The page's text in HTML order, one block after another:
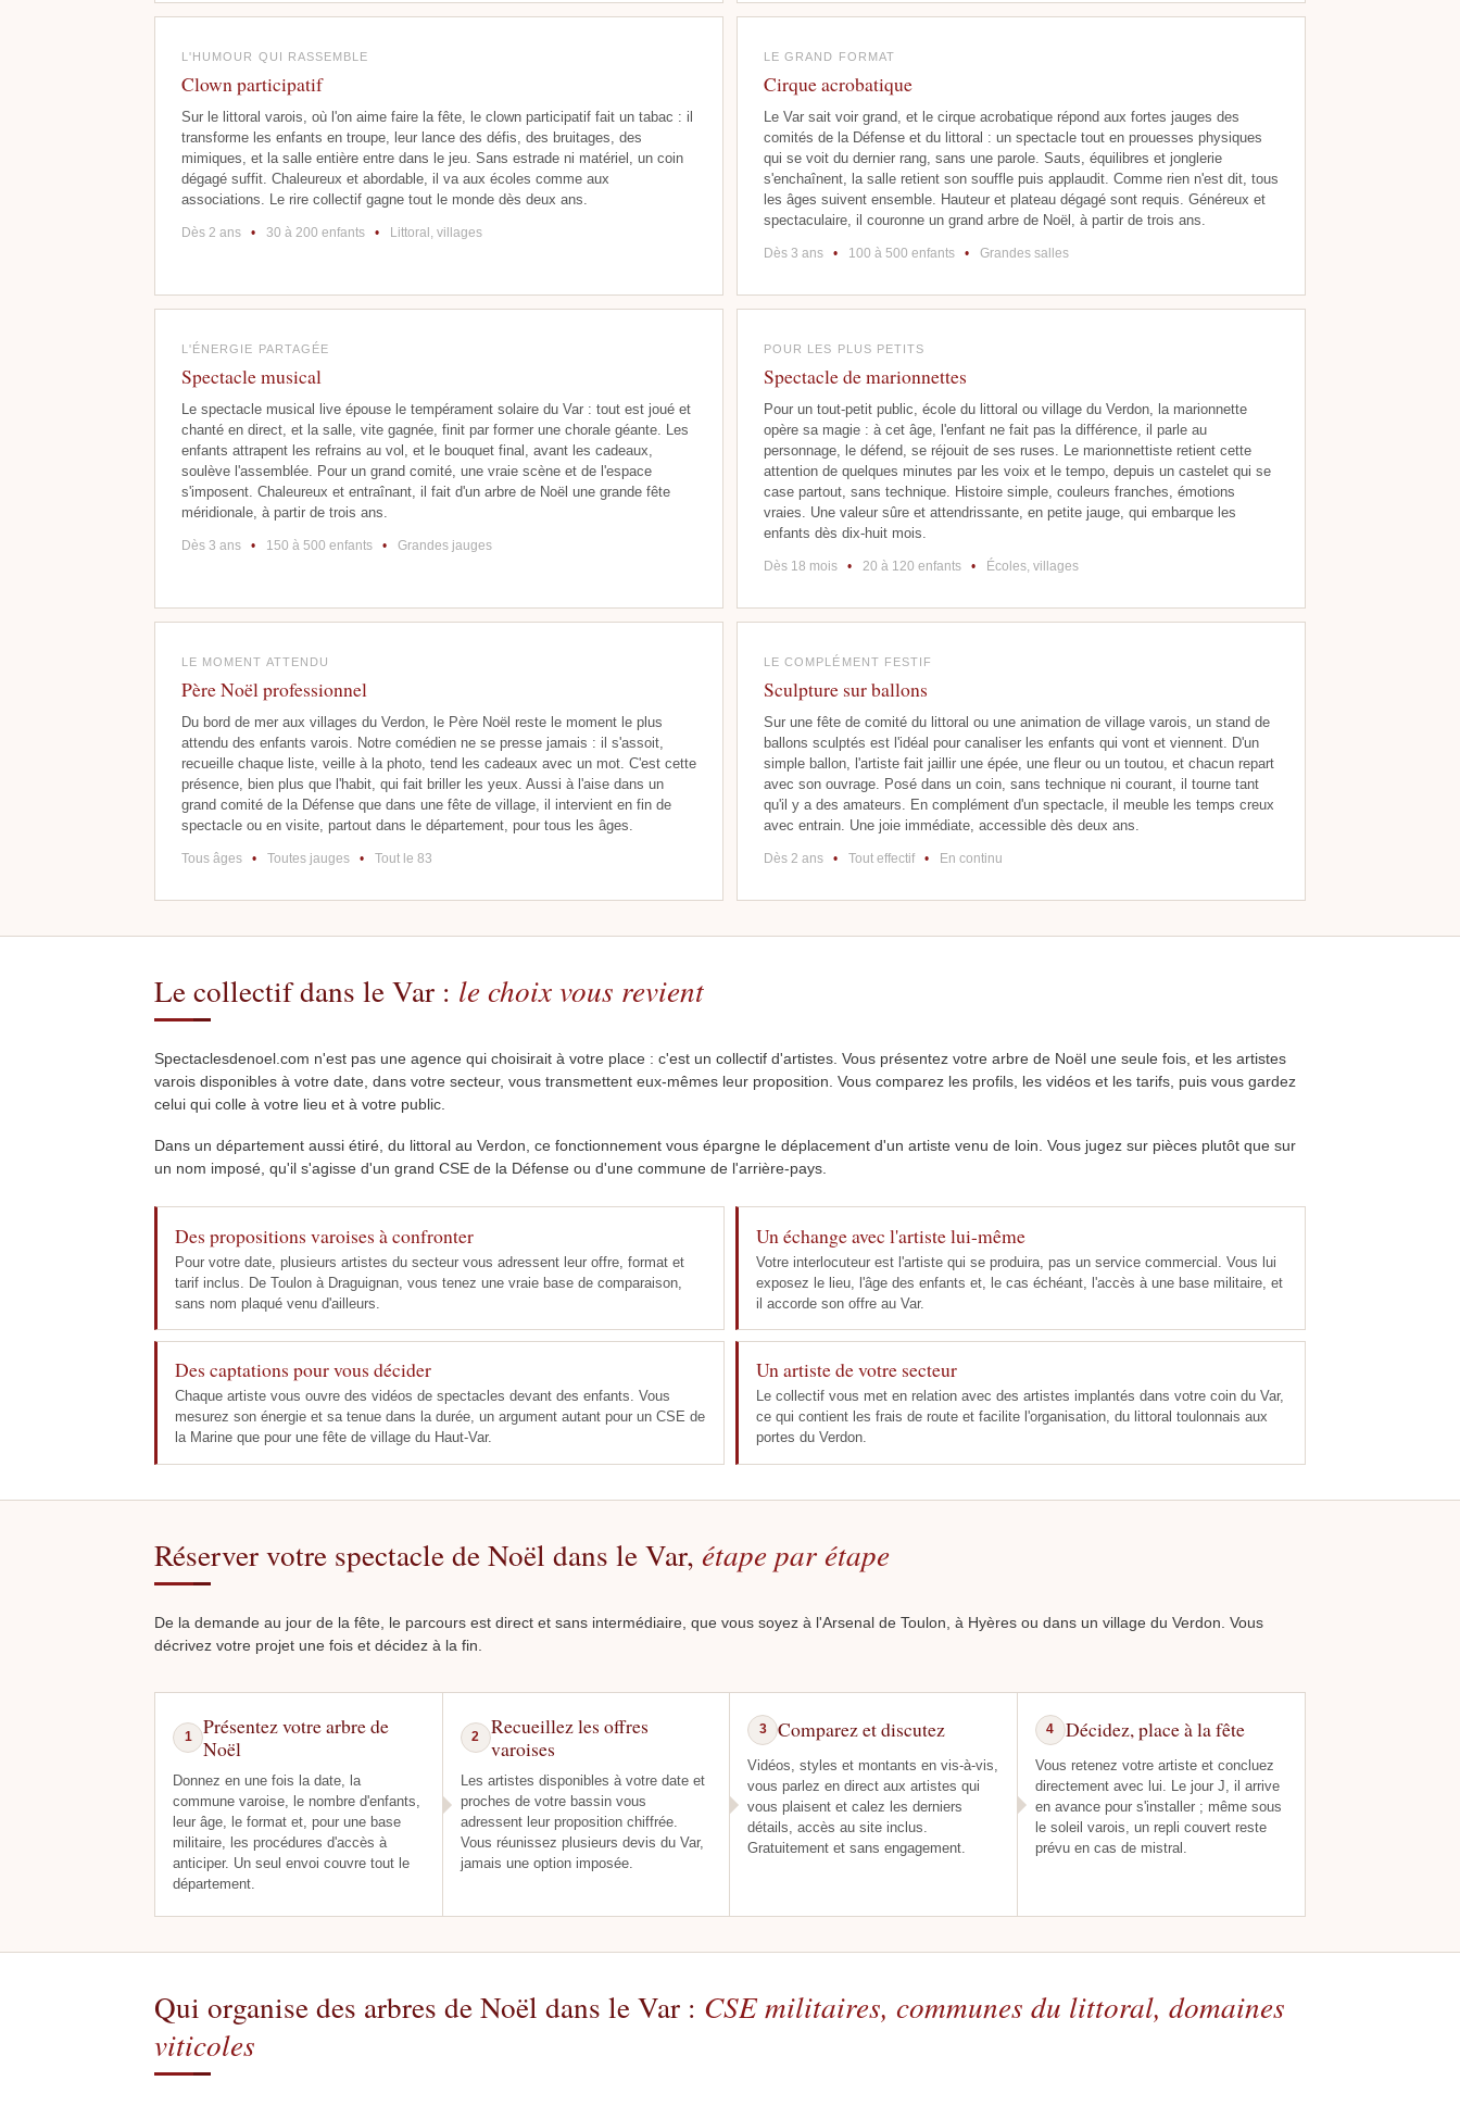
L'HUMOUR QUI RASSEMBLE
Clown participatif
Sur le littoral varois, où l'on aime faire la fête, le clown participatif fait un tabac : il
transforme les enfants en troupe, leur lance des défis, des bruitages, des
mimiques, et la salle entière entre dans le jeu. Sans estrade ni matériel, un coin
dégagé suffit. Chaleureux et abordable, il va aux écoles comme aux
associations. Le rire collectif gagne tout le monde dès deux ans.
Dès 2 ans • 30 à 200 enfants • Littoral, villages
LE GRAND FORMAT
Cirque acrobatique
Le Var sait voir grand, et le cirque acrobatique répond aux fortes jauges des
comités de la Défense et du littoral : un spectacle tout en prouesses physiques
qui se voit du dernier rang, sans une parole. Sauts, équilibres et jonglerie
s'enchaînent, la salle retient son souffle puis applaudit. Comme rien n'est dit, tous
les âges suivent ensemble. Hauteur et plateau dégagé sont requis. Généreux et
spectaculaire, il couronne un grand arbre de Noël, à partir de trois ans.
Dès 3 ans • 100 à 500 enfants • Grandes salles
L'ÉNERGIE PARTAGÉE
Spectacle musical
Le spectacle musical live épouse le tempérament solaire du Var : tout est joué et
chanté en direct, et la salle, vite gagnée, finit par former une chorale géante. Les
enfants attrapent les refrains au vol, et le bouquet final, avant les cadeaux,
soulève l'assemblée. Pour un grand comité, une vraie scène et de l'espace
s'imposent. Chaleureux et entraînant, il fait d'un arbre de Noël une grande fête
méridionale, à partir de trois ans.
Dès 3 ans • 150 à 500 enfants • Grandes jauges
POUR LES PLUS PETITS
Spectacle de marionnettes
Pour un tout-petit public, école du littoral ou village du Verdon, la marionnette
opère sa magie : à cet âge, l'enfant ne fait pas la différence, il parle au
personnage, le défend, se réjouit de ses ruses. Le marionnettiste retient cette
attention de quelques minutes par les voix et le tempo, depuis un castelet qui se
case partout, sans technique. Histoire simple, couleurs franches, émotions
vraies. Une valeur sûre et attendrissante, en petite jauge, qui embarque les
enfants dès dix-huit mois.
Dès 18 mois • 20 à 120 enfants • Écoles, villages
LE MOMENT ATTENDU
Père Noël professionnel
Du bord de mer aux villages du Verdon, le Père Noël reste le moment le plus
attendu des enfants varois. Notre comédien ne se presse jamais : il s'assoit,
recueille chaque liste, veille à la photo, tend les cadeaux avec un mot. C'est cette
présence, bien plus que l'habit, qui fait briller les yeux. Aussi à l'aise dans un
grand comité de la Défense que dans une fête de village, il intervient en fin de
spectacle ou en visite, partout dans le département, pour tous les âges.
Tous âges • Toutes jauges • Tout le 83
LE COMPLÉMENT FESTIF
Sculpture sur ballons
Sur une fête de comité du littoral ou une animation de village varois, un stand de
ballons sculptés est l'idéal pour canaliser les enfants qui vont et viennent. D'un
simple ballon, l'artiste fait jaillir une épée, une fleur ou un toutou, et chacun repart
avec son ouvrage. Posé dans un coin, sans technique ni courant, il tourne tant
qu'il y a des amateurs. En complément d'un spectacle, il meuble les temps creux
avec entrain. Une joie immédiate, accessible dès deux ans.
Dès 2 ans • Tout effectif • En continu
Le collectif dans le Var : le choix vous revient
Spectaclesdenoel.com n'est pas une agence qui choisirait à votre place : c'est un collectif d'artistes. Vous présentez votre arbre de Noël une seule fois, et les artistes
varois disponibles à votre date, dans votre secteur, vous transmettent eux-mêmes leur proposition. Vous comparez les profils, les vidéos et les tarifs, puis vous gardez
celui qui colle à votre lieu et à votre public.
Dans un département aussi étiré, du littoral au Verdon, ce fonctionnement vous épargne le déplacement d'un artiste venu de loin. Vous jugez sur pièces plutôt que sur
un nom imposé, qu'il s'agisse d'un grand CSE de la Défense ou d'une commune de l'arrière-pays.
Des propositions varoises à confronter
Pour votre date, plusieurs artistes du secteur vous adressent leur offre, format et
tarif inclus. De Toulon à Draguignan, vous tenez une vraie base de comparaison,
sans nom plaqué venu d'ailleurs.
Un échange avec l'artiste lui-même
Votre interlocuteur est l'artiste qui se produira, pas un service commercial. Vous lui
exposez le lieu, l'âge des enfants et, le cas échéant, l'accès à une base militaire, et
il accorde son offre au Var.
Des captations pour vous décider
Chaque artiste vous ouvre des vidéos de spectacles devant des enfants. Vous
mesurez son énergie et sa tenue dans la durée, un argument autant pour un CSE de
la Marine que pour une fête de village du Haut-Var.
Un artiste de votre secteur
Le collectif vous met en relation avec des artistes implantés dans votre coin du Var,
ce qui contient les frais de route et facilite l'organisation, du littoral toulonnais aux
portes du Verdon.
Réserver votre spectacle de Noël dans le Var, étape par étape
De la demande au jour de la fête, le parcours est direct et sans intermédiaire, que vous soyez à l'Arsenal de Toulon, à Hyères ou dans un village du Verdon. Vous
décrivez votre projet une fois et décidez à la fin.
1
Présentez votre arbre de
Noël
Donnez en une fois la date, la
commune varoise, le nombre d'enfants,
leur âge, le format et, pour une base
militaire, les procédures d'accès à
anticiper. Un seul envoi couvre tout le
département.
2
Recueillez les offres
varoises
Les artistes disponibles à votre date et
proches de votre bassin vous
adressent leur proposition chiffrée.
Vous réunissez plusieurs devis du Var,
jamais une option imposée.
3 Comparez et discutez
Vidéos, styles et montants en vis-à-vis,
vous parlez en direct aux artistes qui
vous plaisent et calez les derniers
détails, accès au site inclus.
Gratuitement et sans engagement.
4 Décidez, place à la fête
Vous retenez votre artiste et concluez
directement avec lui. Le jour J, il arrive
en avance pour s'installer ; même sous
le soleil varois, un repli couvert reste
prévu en cas de mistral.
Qui organise des arbres de Noël dans le Var : CSE militaires, communes du littoral, domaines
viticoles